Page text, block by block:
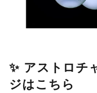
✨ アストロチ
ジはこちら